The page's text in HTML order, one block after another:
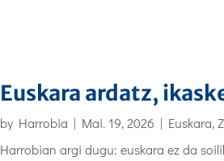
Euskara ardatz,
by Harrobia | Mai. 19, 2026 | Euskara,
Harrobian argi dugu: euskara ez da